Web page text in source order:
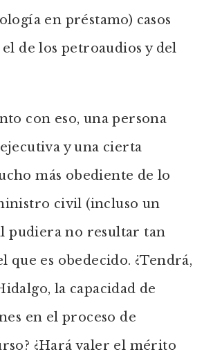
en préstamo) casos
de los petroaudios y del
con eso, una persona
y una cierta
más obediente de lo
civil (incluso un
pudiera no resultar tan
que es obedecido. ¿Tendrá,
la capacidad de
en el proceso de
¿Hará valer el mérito